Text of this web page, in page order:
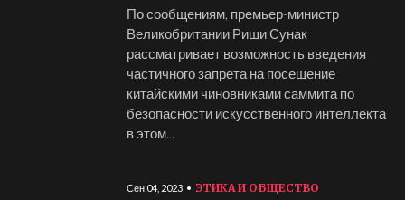
По сообщениям, премьер-министр
Великобритании Риши Сунак
рассматривает возможность введения
частичного запрета на посещение
китайскими чиновниками саммита по
безопасности искусственного интеллекта
в этом...
Сен 04, 2023 ЭТИКА И ОБЩЕСТВО